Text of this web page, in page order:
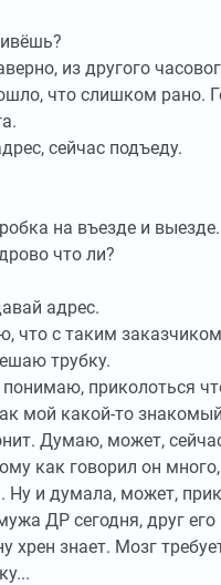
из другого
что слишком рано.
сейчас подъеду.
на въезде и выезде.
что ли?
адрес.
что с таким
трубку.
приколоться
мой какой-то
Думаю, может,
как говорил он
Ну и думала, может,
ДР сегодня, друг его
хрен знает. Мозг